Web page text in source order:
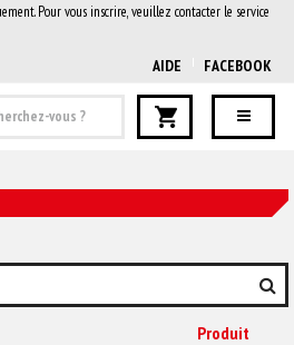
Pour vous inscrire, veuillez contacter le service
AIDE FACEBOOK
Produit